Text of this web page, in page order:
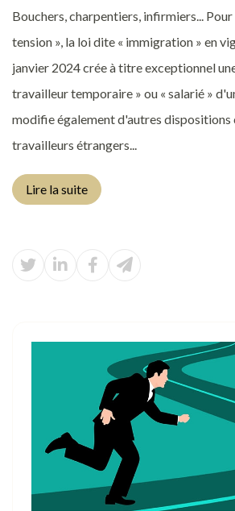
Bouchers, charpentiers, infirmiers... Pour
tension », la loi dite « immigration » en
janvier 2024 crée à titre exceptionnel
travailleur temporaire » ou « salarié »
modifie également d'autres dispositions
travailleurs étrangers...
Lire la suite